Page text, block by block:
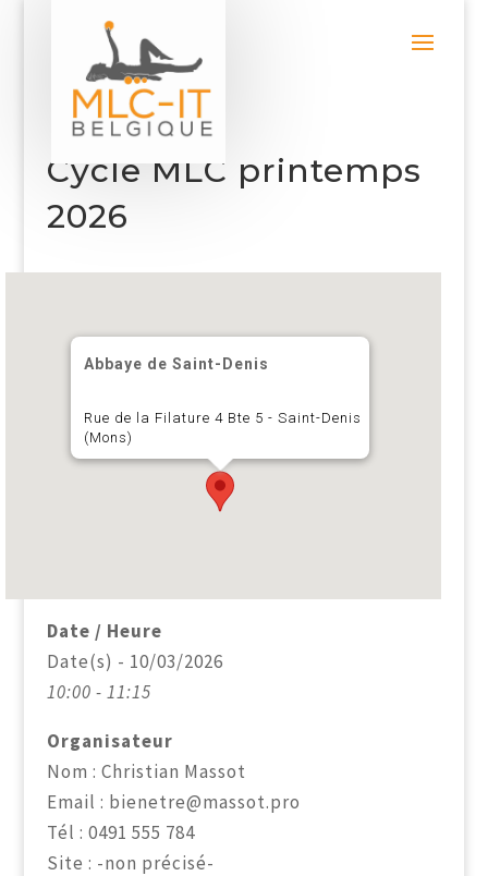
Cycle MLC printemps
2026
Abbaye de Saint-Denis
Rue de la Filature 4 Bte 5 - Saint-Denis
(Mons)
Date / Heure
Date(s) - 10/03/2026
10:00 - 11:15
Organisateur
Nom : Christian Massot
Email : bienetre@massot.pro
Tél : 0491 555 784
Site : -non précisé-